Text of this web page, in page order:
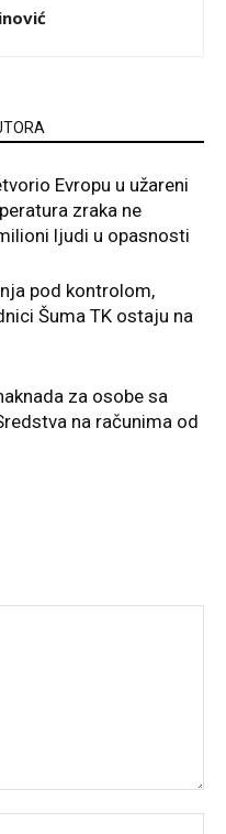
Evropu u užareni
zraka ne
ljudi u opasnosti
pod kontrolom,
Šuma TK ostaju na
za osobe sa
na računima od